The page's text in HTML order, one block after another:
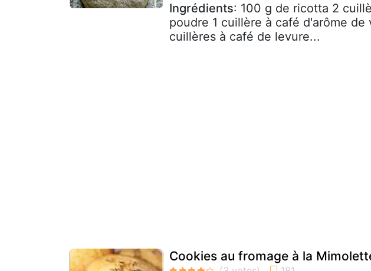
Ingrédients: 100 g de ricotta 2
poudre 1 cuillère à café d'arôme
cuillères à café de levure...
Cookies au fromage à la